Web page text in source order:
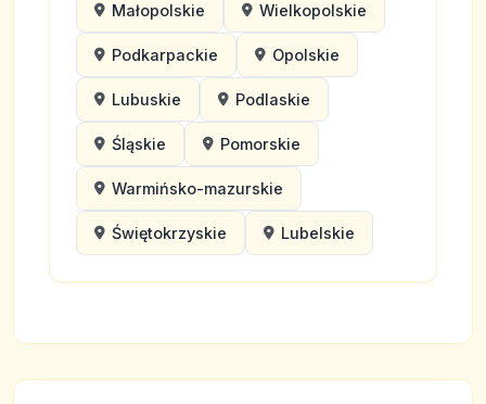
Małopolskie Wielkopolskie
Podkarpackie Opolskie
Lubuskie Podlaskie
Śląskie Pomorskie
Warmińsko-mazurskie
Świętokrzyskie Lubelskie